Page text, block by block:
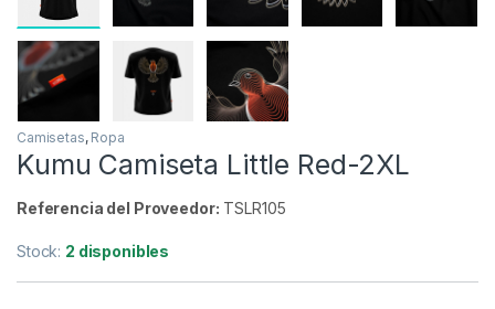
Camisetas, Ropa
Kumu Camiseta Little Red-2XL
Referencia del Proveedor: TSLR105
Stock: 2 disponibles